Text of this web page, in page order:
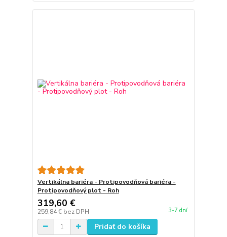
Vertikálna bariéra - Protipovodňová bariéra -
Protipovodňový plot - Roh
319,60 €
259,84 € bez DPH 3-7 dní
Pridať do košíka